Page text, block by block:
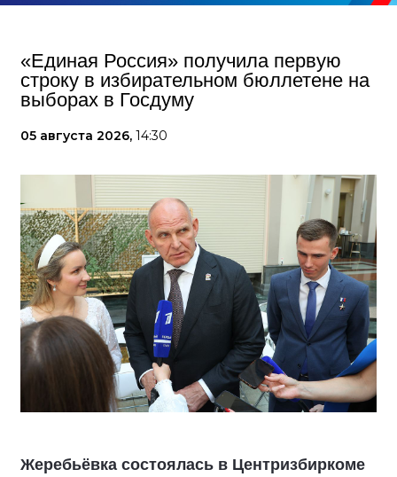
«Единая Россия» получила первую
строку в избирательном бюллетене на
выборах в Госдуму
05 августа 2026, 14:30
Жеребьёвка состоялась в Центризбиркоме